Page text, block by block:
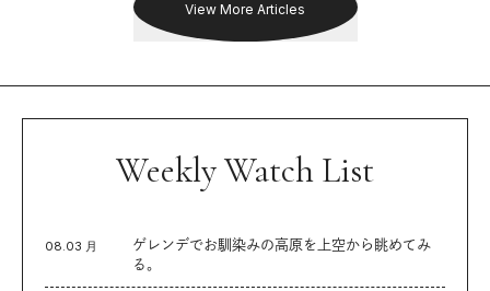
View More Articles
Weekly Watch List
08.03 月
ゲレンデでお馴染みの高原を上空から眺めてみ
る。